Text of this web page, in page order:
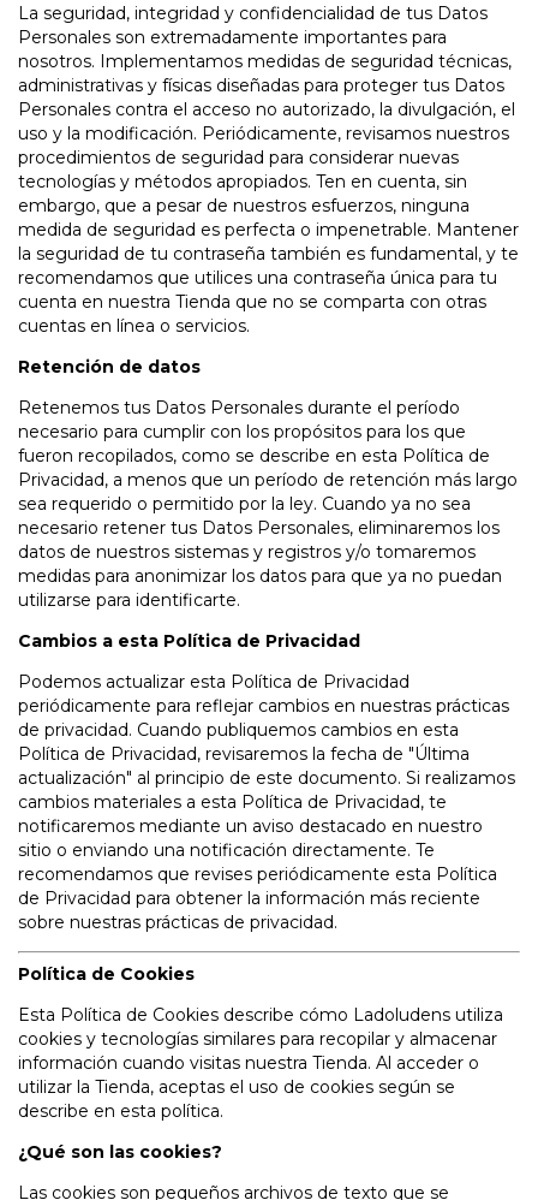
La seguridad, integridad y confidencialidad de tus Datos
Personales son extremadamente importantes para
nosotros. Implementamos medidas de seguridad técnicas,
administrativas y físicas diseñadas para proteger tus Datos
Personales contra el acceso no autorizado, la divulgación, el
uso y la modificación. Periódicamente, revisamos nuestros
procedimientos de seguridad para considerar nuevas
tecnologías y métodos apropiados. Ten en cuenta, sin
embargo, que a pesar de nuestros esfuerzos, ninguna
medida de seguridad es perfecta o impenetrable. Mantener
la seguridad de tu contraseña también es fundamental, y te
recomendamos que utilices una contraseña única para tu
cuenta en nuestra Tienda que no se comparta con otras
cuentas en línea o servicios.
Retención de datos
Retenemos tus Datos Personales durante el período
necesario para cumplir con los propósitos para los que
fueron recopilados, como se describe en esta Política de
Privacidad, a menos que un período de retención más largo
sea requerido o permitido por la ley. Cuando ya no sea
necesario retener tus Datos Personales, eliminaremos los
datos de nuestros sistemas y registros y/o tomaremos
medidas para anonimizar los datos para que ya no puedan
utilizarse para identificarte.
Cambios a esta Política de Privacidad
Podemos actualizar esta Política de Privacidad
periódicamente para reflejar cambios en nuestras prácticas
de privacidad. Cuando publiquemos cambios en esta
Política de Privacidad, revisaremos la fecha de "Última
actualización" al principio de este documento. Si realizamos
cambios materiales a esta Política de Privacidad, te
notificaremos mediante un aviso destacado en nuestro
sitio o enviando una notificación directamente. Te
recomendamos que revises periódicamente esta Política
de Privacidad para obtener la información más reciente
sobre nuestras prácticas de privacidad.
Política de Cookies
Esta Política de Cookies describe cómo Ladoludens utiliza
cookies y tecnologías similares para recopilar y almacenar
información cuando visitas nuestra Tienda. Al acceder o
utilizar la Tienda, aceptas el uso de cookies según se
describe en esta política.
¿Qué son las cookies?
Las cookies son pequeños archivos de texto que se